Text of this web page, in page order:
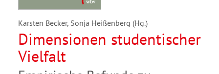
Karsten Becker, Sonja Heißenberg (Hg.)
Dimensionen studentischer
Vielfalt